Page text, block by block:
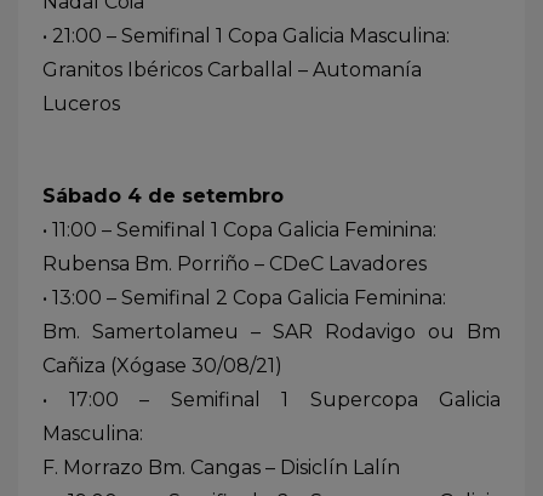
• 21:00 – Semifinal 1 Copa Galicia Masculina:
Granitos Ibéricos Carballal – Automanía
Luceros
Sábado 4 de setembro
• 11:00 – Semifinal 1 Copa Galicia Feminina:
Rubensa Bm. Porriño – CDeC Lavadores
• 13:00 – Semifinal 2 Copa Galicia Feminina:
Bm. Samertolameu – SAR Rodavigo ou Bm
Cañiza (Xógase 30/08/21)
• 17:00 – Semifinal 1 Supercopa Galicia
Masculina:
F. Morrazo Bm. Cangas – Disiclín Lalín